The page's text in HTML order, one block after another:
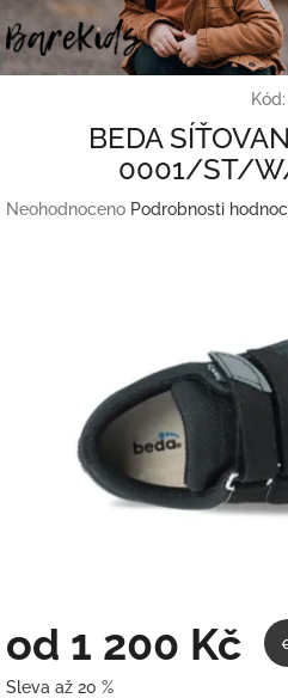
Přejít
na
obsah
Kód:
BEDA
0001/ST/
Průměrné
Neohodnoceno Podrobnosti
od 1 200 Kč
Sleva až 20 %